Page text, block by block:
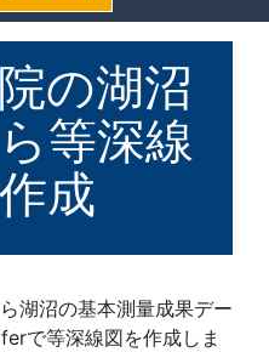
の湖沼
等深線
成
湖沼の基本測量成果デー
で等深線図を作成しま